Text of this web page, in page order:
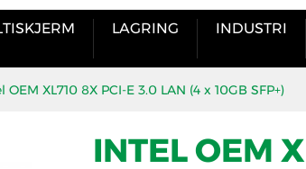
LAGRING INDUSTRI
OEM XL710 8X PCI-E 3.0 LAN (4 x 10GB SFP+)
INTEL OEM